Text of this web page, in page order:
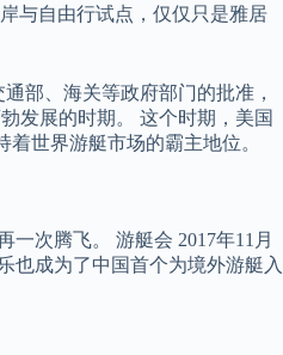
与自由行试点，仅仅只是雅居
部、海关等政府部门的批准，
发展的时期。 这个时期，美国
世界游艇市场的霸主地位。
次腾飞。 游艇会 2017年11月
也成为了中国首个为境外游艇入